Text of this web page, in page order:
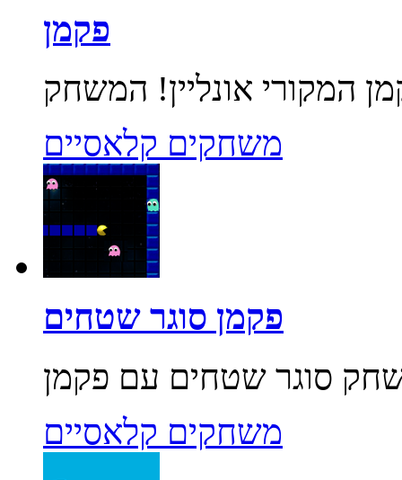
פקמן
משחקים קלאסיים
פקמן סוגר שטחים
משחקים קלאסיים